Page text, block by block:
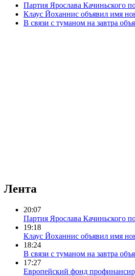
Партия Ярослава Качиньского
Клаус Йоханнис объявил имя
В связи с туманом на завтра
Лента
20:07
Партия Ярослава Качиньского
19:18
Клаус Йоханнис объявил имя
18:24
В связи с туманом на завтра
17:27
Европейский фонд